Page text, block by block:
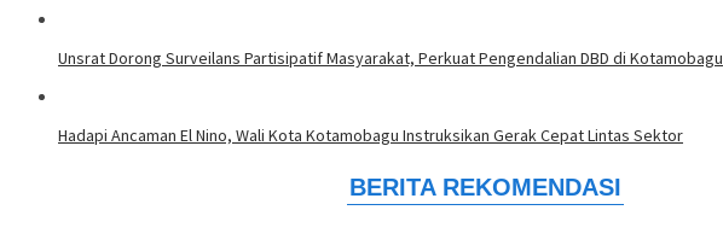
Unsrat Dorong Surveilans Partisipatif Masyarakat, Perkuat Pengendalian DBD di Kotamobagu
Hadapi Ancaman El Nino, Wali Kota Kotamobagu Instruksikan Gerak Cepat Lintas Sektor